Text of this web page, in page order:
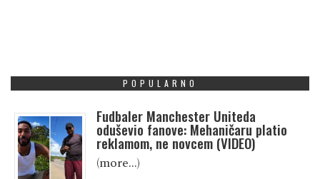
POPULARNO
Fudbaler Manchester Uniteda
oduševio fanove: Mehaničaru platio
reklamom, ne novcem (VIDEO)
(more…)